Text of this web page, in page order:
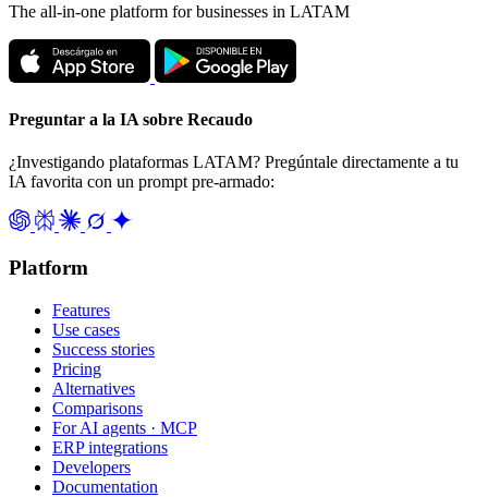
The all-in-one platform for businesses in LATAM
Preguntar a la IA sobre Recaudo
¿Investigando plataformas LATAM? Pregúntale directamente a tu
IA favorita con un prompt pre-armado:
Platform
Features
Use cases
Success stories
Pricing
Alternatives
Comparisons
For AI agents · MCP
ERP integrations
Developers
Documentation